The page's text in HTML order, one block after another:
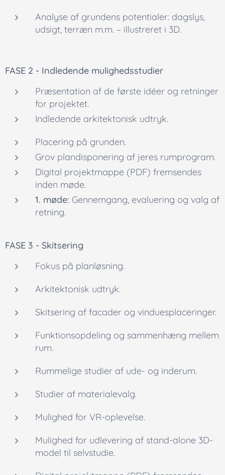
Analyse af grundens potentialer: dagslys,
udsigt, terræn m.m. – illustreret i 3D.
FASE 2 - Indledende mulighedsstudier
Præsentation af de første idéer og retninger
for projektet.
Indledende arkitektonisk udtryk.
Placering på grunden.
Grov plandisponering af jeres rumprogram.
Digital projektmappe (PDF) fremsendes
inden møde.
1. møde: Gennemgang, evaluering og valg af
retning.
FASE 3 - Skitsering
Fokus på planløsning.
Arkitektonisk udtryk.
Skitsering af facader og vinduesplaceringer.
Funktionsopdeling og sammenhæng mellem
rum.
Rummelige studier af ude- og inderum.
Studier af materialevalg.
Mulighed for VR-oplevelse.
Mulighed for udlevering af stand-alone 3D-
model til selvstudie.